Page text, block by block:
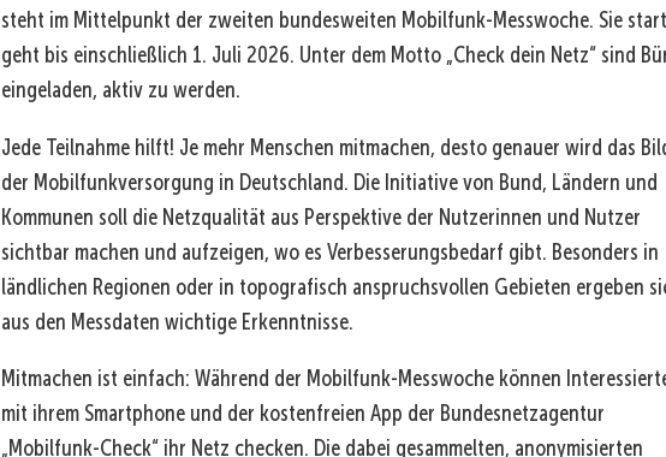
steht im Mittelpunkt der zweiten bundesweiten Mobilfunk-Messwoche. Sie
geht bis einschließlich 1. Juli 2026. Unter dem Motto „Check dein Netz“ sind
eingeladen, aktiv zu werden.
Jede Teilnahme hilft! Je mehr Menschen mitmachen, desto genauer wird das
der Mobilfunkversorgung in Deutschland. Die Initiative von Bund, Ländern und
Kommunen soll die Netzqualität aus Perspektive der Nutzerinnen und Nutzer
sichtbar machen und aufzeigen, wo es Verbesserungsbedarf gibt. Besonders in
ländlichen Regionen oder in topografisch anspruchsvollen Gebieten ergeben
aus den Messdaten wichtige Erkenntnisse.
Mitmachen ist einfach: Während der Mobilfunk-Messwoche können
mit ihrem Smartphone und der kostenfreien App der Bundesnetzagentur
„Mobilfunk-Check“ ihr Netz checken. Die dabei gesammelten, anonymisierten